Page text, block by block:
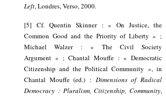
Left, Londres, Verso, 2000.
[5] Cf. Quentin Skinner : « On Justice, the
Common Good and the Priority of Liberty » ;
Michael Walzer : « The Civil Society
Argument » ; Chantal Mouffe : « Democratic
Citizenship and the Political Community », in
Chantal Mouffe (ed.) : Dimensions of Radical
Democracy : Pluralism, Citizenship, Community,